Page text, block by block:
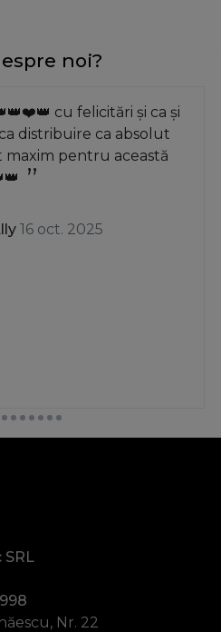
noi?
cu felicitări și ca și
distribuire ca absolut
maxim pentru această
16 oct. 2025
SRL
Nr. 22